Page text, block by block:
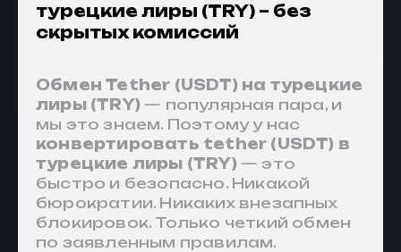
турецкие лиры (TRY) – без
скрытых комиссий
Обмен Tether (USDT) на турецкие
лиры (TRY) — популярная пара, и
мы это знаем. Поэтому у нас
конвертировать tether (USDT) в
турецкие лиры (TRY) — это
быстро и безопасно. Никакой
бюрократии. Никаких внезапных
блокировок. Только четкий обмен
по заявленным правилам.